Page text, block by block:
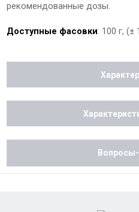
рекомендованные дозы.
Доступные фасовки: 100 г, (±